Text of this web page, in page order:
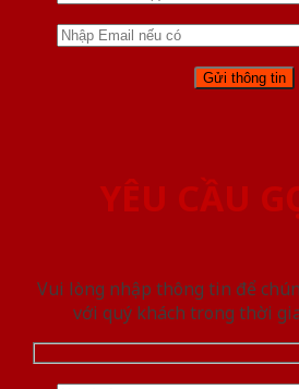
YÊU CẦU
Vui lòng nhập thông tin để
với quý khách trong thời